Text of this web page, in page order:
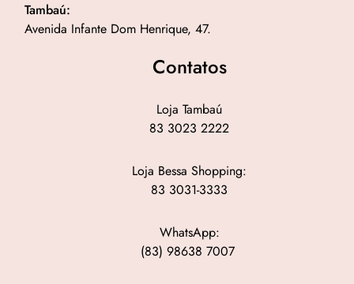
Tambaú:
Avenida Infante Dom Henrique, 47.
Contatos
Loja Tambaú
83 3023 2222
Loja Bessa Shopping:
83 3031-3333
WhatsApp:
(83) 98638 7007